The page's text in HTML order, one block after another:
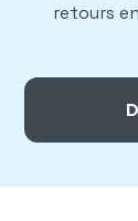
retours